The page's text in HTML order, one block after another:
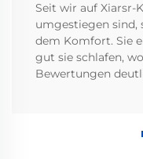
Seit wir auf Xiarsr-
umgestiegen sind,
dem Komfort. Sie
gut sie schlafen,
Bewertungen